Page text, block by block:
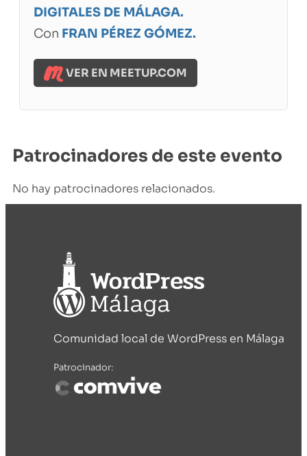
DIGITALES DE MÁLAGA.
Con FRAN PÉREZ GÓMEZ.
VER EN MEETUP.COM
Patrocinadores de este evento
No hay patrocinadores relacionados.
Comunidad local de WordPress en Málaga
Patrocinador: